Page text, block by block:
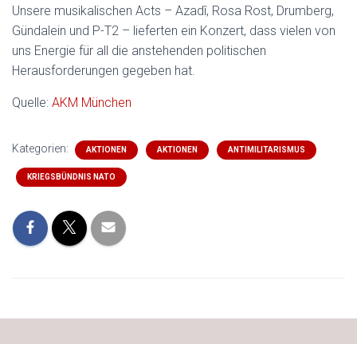
Unsere musikalischen Acts – Azadî, Rosa Rost, Drumberg,
Gündalein und P-T2 – lieferten ein Konzert, dass vielen von
uns Energie für all die anstehenden politischen
Herausforderungen gegeben hat.
Quelle: AKM München
Kategorien: AKTIONEN AKTIONEN ANTIMILITARISMUS
KRIEGSBÜNDNIS NATO